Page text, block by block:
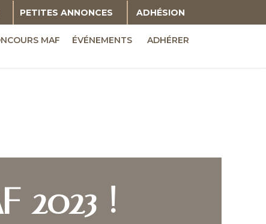
PETITES ANNONCES ADHÉSION
MAF ÉVÉNEMENTS
ADHÉRER
2023 !